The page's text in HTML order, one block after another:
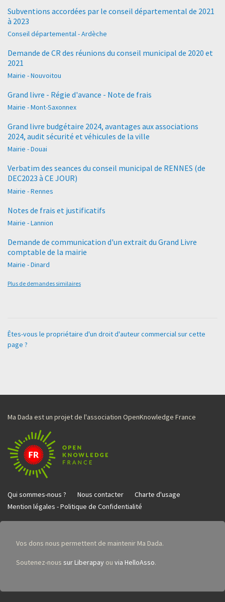
Subventions accordées par le conseil départemental de 2021
à 2023
Conseil départemental - Ardèche
Demande de CR des réunions du conseil municipal de 2020 et
2021
Mairie - Nouvoitou
Grand livre - Régie d'avance - Note de frais
Mairie - Mont-Saxonnex
Grand livre budgétaire 2024, avantages aux associations
2024, audit sécurité et véhicules de la ville
Mairie - Douai
Verbatim des seances du conseil municipal de RENNES (de
DEC2023 à CE JOUR)
Mairie - Rennes
Notes de frais et justificatifs
Mairie - Lannion
Demande de communication d'un extrait du Grand Livre
comptable de la mairie
Mairie - Dinard
Plus de demandes similaires
Êtes-vous le propriétaire d'un droit d'auteur commercial sur cette
page ?
Ma Dada est un projet de l'association OpenKnowledge France
Qui sommes-nous ? Nous contacter
Charte d'usage
Mention légales - Politique de Confidentialité
Vos dons nous permettent de maintenir Ma Dada.
Soutenez-nous sur Liberapay ou via HelloAsso.